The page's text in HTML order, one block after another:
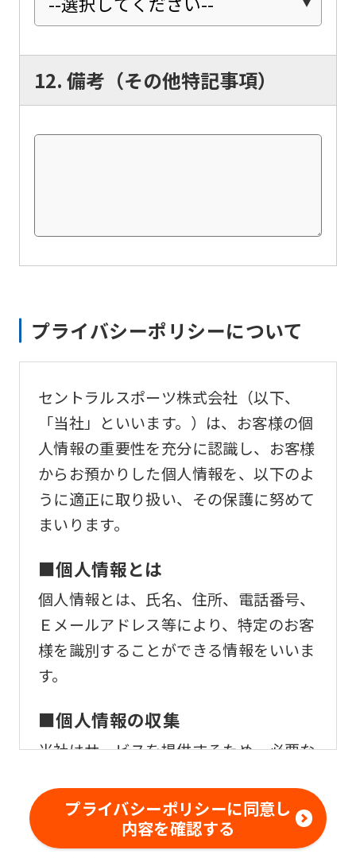
12. 備考（その他特記事項）
プライバシーポリシーについて
セントラルスポーツ株式会社（以下、
「当社」といいます。）は、お客様の個
人情報の重要性を充分に認識し、お客様
からお預かりした個人情報を、以下のよ
うに適正に取り扱い、その保護に努めて
まいります。
■個人情報とは
個人情報とは、氏名、住所、電話番号、
Ｅメールアドレス等により、特定のお客
様を識別することができる情報をいいま
す。
■個人情報の収集
当社はサービスを提供するため、必要な
客様の個人情報を収集いたします。
■個人情報の利用
プライバシーポリシーに同意し
内容を確認する
may
from
the
content.
you
fully
this
before
using
the
service.
Automatic